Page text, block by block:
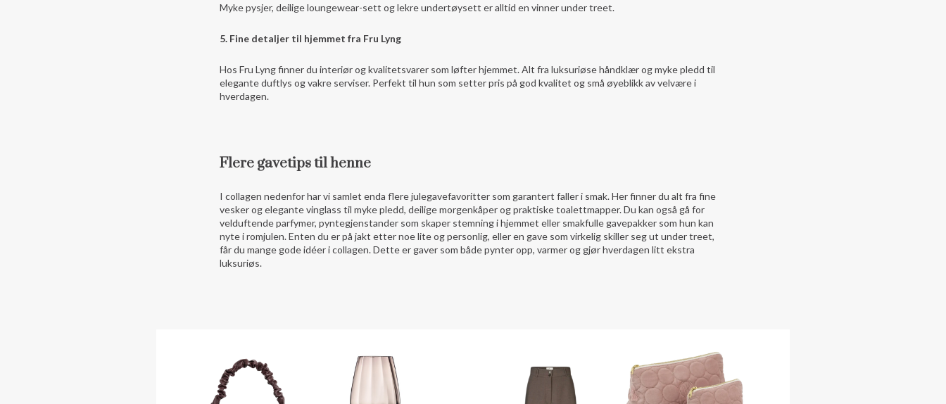
Myke pysjer, deilige loungewear-sett og lekre undertøysett er alltid en vinner under treet.
5. Fine detaljer til hjemmet fra Fru Lyng
Hos Fru Lyng finner du interiør og kvalitetsvarer som løfter hjemmet. Alt fra luksuriøse håndklær og myke pledd til
elegante duftlys og vakre serviser. Perfekt til hun som setter pris på god kvalitet og små øyeblikk av velvære i
hverdagen.
Flere gavetips til henne
I collagen nedenfor har vi samlet enda flere julegavefavoritter som garantert faller i smak. Her finner du alt fra fine
vesker og elegante vinglass til myke pledd, deilige morgenkåper og praktiske toalettmapper. Du kan også gå for
velduftende parfymer, pyntegjenstander som skaper stemning i hjemmet eller smakfulle gavepakker som hun kan
nyte i romjulen. Enten du er på jakt etter noe lite og personlig, eller en gave som virkelig skiller seg ut under treet,
får du mange gode idéer i collagen. Dette er gaver som både pynter opp, varmer og gjør hverdagen litt ekstra
luksuriøs.